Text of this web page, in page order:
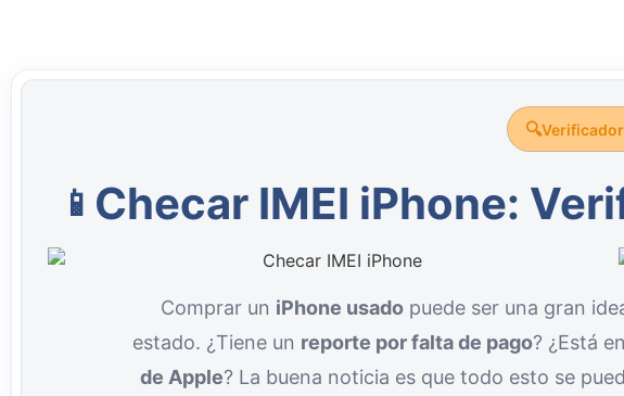
Checar IMEI iPhone:
Comprar un iPhone usado puede ser una gran
estado. ¿Tiene un reporte por falta de pago? ¿Está en
de Apple? La buena noticia es que todo esto se